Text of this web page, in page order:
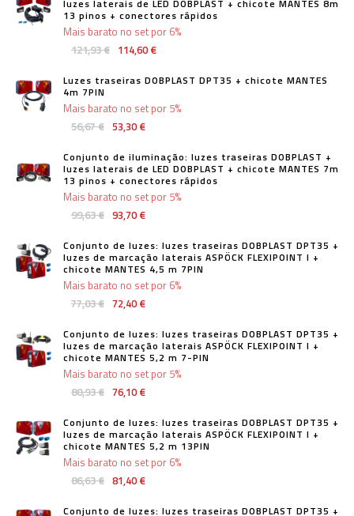
luzes laterais de LED DOBPLAST + chicote MANTES 8m
13 pinos + conectores rápidos
121,93 € 114,60 €
Mais barato no set por 6%
Luzes traseiras DOBPLAST DPT35 + chicote MANTES
4m 7PIN
56,67 € 53,30 €
Mais barato no set por 5%
Conjunto de iluminação: luzes traseiras DOBPLAST +
luzes laterais de LED DOBPLAST + chicote MANTES 7m
13 pinos + conectores rápidos
99,63 € 93,70 €
Mais barato no set por 5%
Conjunto de luzes: luzes traseiras DOBPLAST DPT35 +
luzes de marcação laterais ASPÖCK FLEXIPOINT I +
chicote MANTES 4,5 m 7PIN
77,03 € 72,40 €
Mais barato no set por 6%
Conjunto de luzes: luzes traseiras DOBPLAST DPT35 +
luzes de marcação laterais ASPÖCK FLEXIPOINT I +
chicote MANTES 5,2 m 7-PIN
80,93 € 76,10 €
Mais barato no set por 5%
Conjunto de luzes: luzes traseiras DOBPLAST DPT35 +
luzes de marcação laterais ASPÖCK FLEXIPOINT I +
chicote MANTES 5,2 m 13PIN
86,63 € 81,40 €
Mais barato no set por 6%
Conjunto de luzes: luzes traseiras DOBPLAST DPT35 +